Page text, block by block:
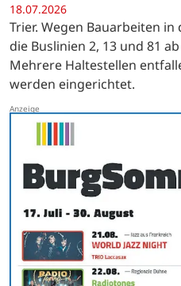
18.07.2026
Trier. Wegen Bauarbeiten
die Buslinien 2, 13 und 81
Mehrere Haltestellen
werden eingerichtet.